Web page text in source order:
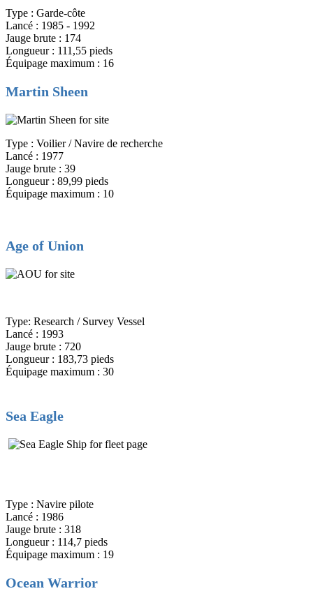
Type : Garde-côte
Lancé : 1985 - 1992
Jauge brute : 174
Longueur : 111,55 pieds
Équipage maximum : 16
Martin Sheen
Type : Voilier / Navire de recherche
Lancé : 1977
Jauge brute : 39
Longueur : 89,99 pieds
Équipage maximum : 10
Age of Union
Type: Research / Survey Vessel
Lancé : 1993
Jauge brute : 720
Longueur : 183,73 pieds
Équipage maximum : 30
Sea Eagle
Type : Navire pilote
Lancé : 1986
Jauge brute : 318
Longueur : 114,7 pieds
Équipage maximum : 19
Ocean Warrior